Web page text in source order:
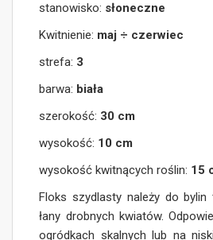
stanowisko: słoneczne
Kwitnienie: maj ÷ czerwiec
strefa: 3
barwa: biała
szerokość: 30 cm
wysokość: 10 cm
wysokość kwitnących roślin: 15
Floks szydlasty należy do bylin
łany drobnych kwiatów.
ogródkach skalnych lub na